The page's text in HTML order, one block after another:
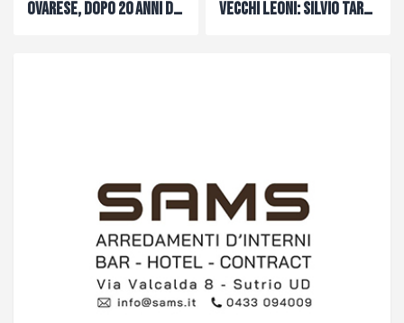
Ovarese, dopo 20 anni di presidenza Beorchia dice basta Vecchi leoni: Silvio Taroni